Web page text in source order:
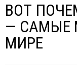
ВОТ
— САМЫЕ
МИРЕ